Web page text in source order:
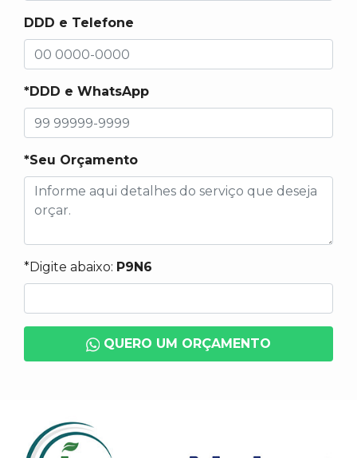
DDD e Telefone
*DDD e WhatsApp
*Seu Orçamento
*Digite abaixo: P9N6
QUERO UM ORÇAMENTO